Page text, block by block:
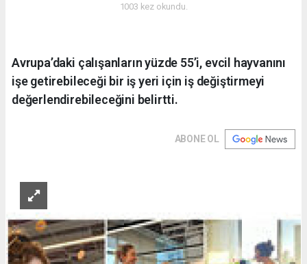
1003 kez okundu.
Avrupa’daki çalışanların yüzde 55’i, evcil hayvanını
işe getirebileceği bir iş yeri için iş değiştirmeyi
değerlendirebileceğini belirtti.
ABONE OL